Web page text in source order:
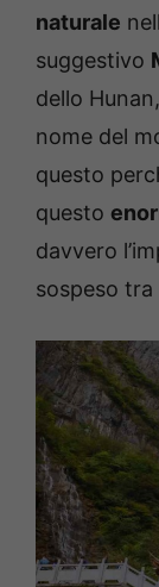
naturale
suggestivo
dello
nome del
questo
questo
davvero
sospeso tra